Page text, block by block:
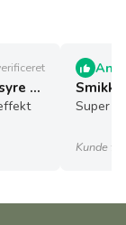
Ulrich Natürlich afkalker med mælkesyre - 5 l - økologisk
Super
Kunde